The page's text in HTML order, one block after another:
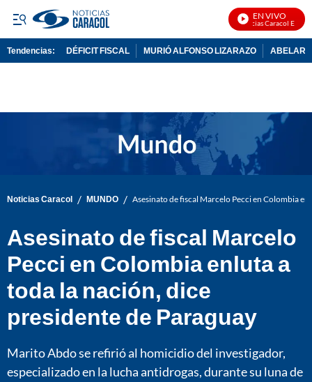
EN VIVO
Noticias Caracol En Vivo
Tendencias: DÉFICIT FISCAL MURIÓ ALFONSO LIZARAZO
Noticias Caracol / MUNDO / Asesinato de fiscal Marcelo Pecci en Colombia
Asesinato de fiscal Marcelo
Pecci en Colombia enluta a
toda la nación, dice
presidente de Paraguay
Marito Abdo se refirió al homicidio del investigador,
especializado en la lucha antidrogas, durante su luna de